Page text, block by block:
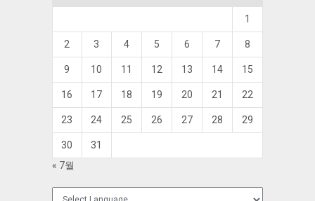
1
2 3 4 5 6 7 8
9 10 11 12 13 14 15
16 17 18 19 20 21 22
23 24 25 26 27 28 29
30
31
« 7월